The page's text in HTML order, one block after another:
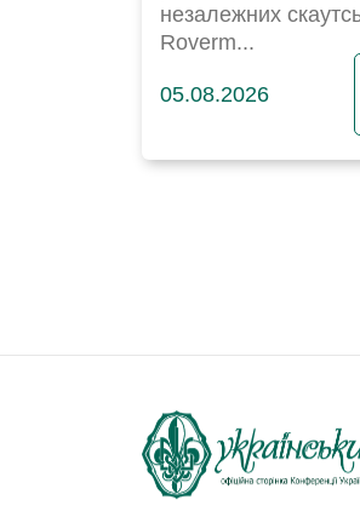
незалежних
Roverm...
05.08.2026